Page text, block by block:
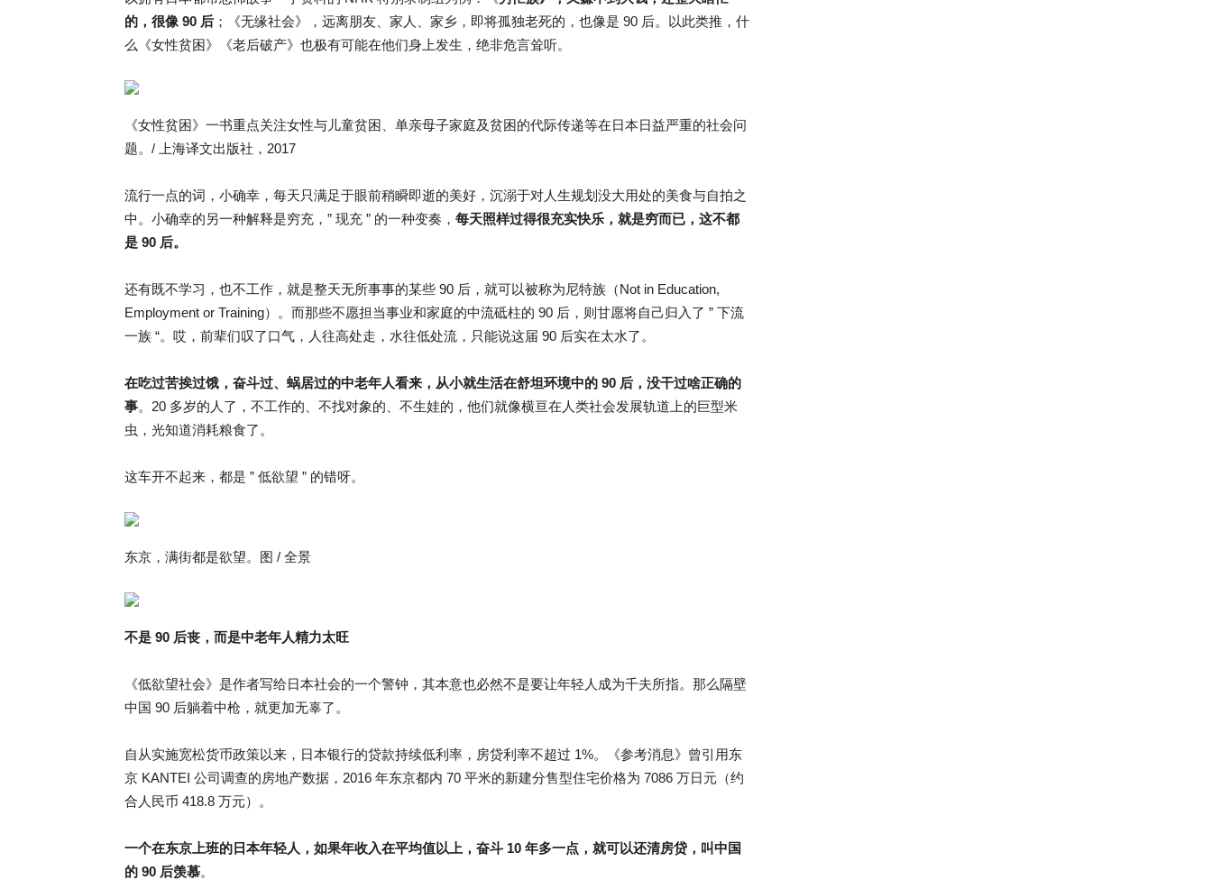
的，很像 90 后 ；《无缘社会》，远离朋友、家人、家乡，即将孤独老死的，也像是 90 后。以此类推，什
么《女性贫困》《老后破产》也极有可能在他们身上发生，绝非危言耸听。
《女性贫困》一书重点关注女性与儿童贫困、单亲母子家庭及贫困的代际传递等在日本日益严重的社会问
题。/ 上海译文出版社，2017
流行一点的词，小确幸，每天只满足于眼前稍瞬即逝的美好，沉溺于对人生规划没大用处的美食与自拍之
中。小确幸的另一种解释是穷充，” 现充 ” 的一种变奏， 每天照样过得很充实快乐，就是穷而已，这不都
是 90 后。
还有既不学习，也不工作，就是整天无所事事的某些 90 后，就可以被称为尼特族（Not in Education,
Employment or Training）。而那些不愿担当事业和家庭的中流砥柱的 90 后，则甘愿将自己归入了 ” 下流
一族 “。哎，前辈们叹了口气，人往高处走，水往低处流，只能说这届 90 后实在太水了。
在吃过苦挨过饿，奋斗过、蜗居过的中老年人看来，从小就生活在舒坦环境中的 90 后，没干过啥正确的
事。20 多岁的人了，不工作的、不找对象的、不生娃的，他们就像横亘在人类社会发展轨道上的巨型米
虫，光知道消耗粮食了。
这车开不起来，都是 ” 低欲望 ” 的错呀。
东京，满街都是欲望。图 / 全景
不是 90 后丧，而是中老年人精力太旺
《低欲望社会》是作者写给日本社会的一个警钟，其本意也必然不是要让年轻人成为千夫所指。那么隔壁
中国 90 后躺着中枪，就更加无辜了。
自从实施宽松货币政策以来，日本银行的贷款持续低利率，房贷利率不超过 1%。《参考消息》曾引用东
京 KANTEI 公司调查的房地产数据，2016 年东京都内 70 平米的新建分售型住宅价格为 7086 万日元（约
合人民币 418.8 万元）。
一个在东京上班的日本年轻人，如果年收入在平均值以上，奋斗 10 年多一点，就可以还清房贷，叫中国
的 90 后羡慕。